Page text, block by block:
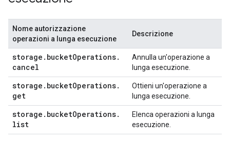
Nome autorizzazione
operazioni a lunga esecuzione
Descrizione
storage . bucketOperations.
cancel
Annulla un'operazione a
lunga esecuzione.
storage . bucketOperations.
get
Ottieni un'operazione a
lunga esecuzione.
storage . bucketOperations.
list
Elenca operazioni a lunga
esecuzione.